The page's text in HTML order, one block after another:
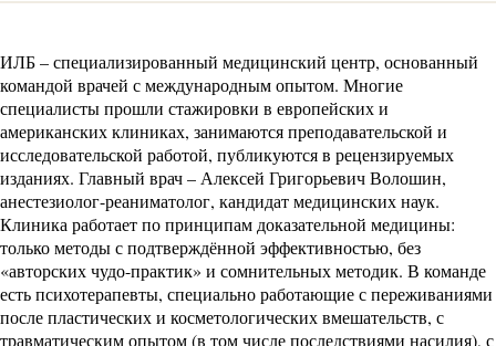
ИЛБ – специализированный медицинский центр, основанный
командой врачей с международным опытом. Многие
специалисты прошли стажировки в европейских и
американских клиниках, занимаются преподавательской и
исследовательской работой, публикуются в рецензируемых
изданиях. Главный врач – Алексей Григорьевич Волошин,
анестезиолог-реаниматолог, кандидат медицинских наук.
Клиника работает по принципам доказательной медицины:
только методы с подтверждённой эффективностью, без
«авторских чудо-практик» и сомнительных методик. В команде
есть психотерапевты, специально работающие с переживаниями
после пластических и косметологических вмешательств, с
травматическим опытом (в том числе последствиями насилия), с